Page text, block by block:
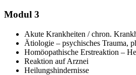
Modul 3
Akute Krankheiten / chron.
Ätiologie – psychisches Trauma,
Homöopathische Erstreaktion –
Reaktion auf Arznei
Heilungshindernisse